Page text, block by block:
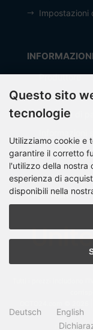
Impostazioni
INFORMAZIONI
Produttore
Spese di
Modalità di
Sitemap
PARTNER
Tutti i prezzi includono
modified
Questo sito
tecnologie
Utilizziamo cookie e
garantire il corretto
l'utilizzo della nostra
esperienza di
disponibili nella
Deutsch English